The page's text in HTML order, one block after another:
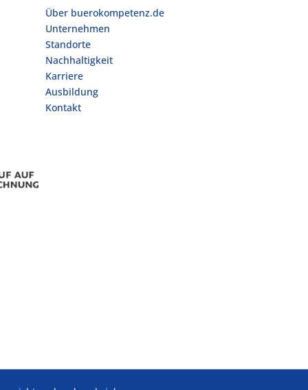
Über buerokompetenz.de
Unternehmen
Standorte
Nachhaltigkeit
Karriere
Ausbildung
Kontakt